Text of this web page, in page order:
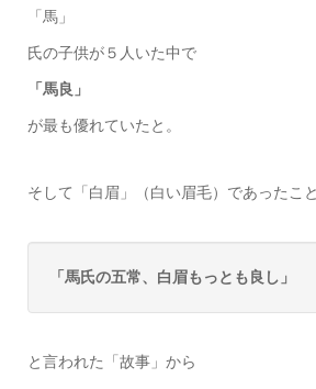
「馬」
氏の子供が５人いた中で
「馬良」
が最も優れていたと。
そして「白眉」（白い眉毛）であったこ
「馬氏の五常、白眉もっとも良し」
と言われた「故事」から